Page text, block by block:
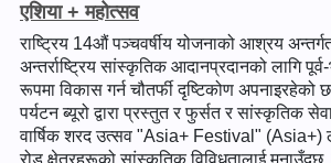
एशिया + महोत्सव
राष्ट्रिय 14औं पञ्चवर्षीय योजनाको आश्रय
अन्तर्राष्ट्रिय सांस्कृतिक आदानप्रदानको लागि
रूपमा विकास गर्न चौतर्फी दृष्टिकोण
पर्यटन ब्यूरो द्वारा प्रस्तुत र फुर्सत र सांस्कृतिक
वार्षिक शरद उत्सव "Asia+ Festival" (Asia+)
रोड क्षेत्रहरूको सांस्कृतिक विविधतालाई मनाउँदछ,